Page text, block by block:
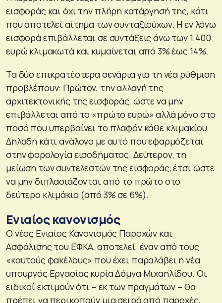
εισφοράς και όχι την πλήρη κατάργησή της, κάτι
που αποτελεί αίτημα των συνταξιούχων. Η εν λόγω
εισφορά επιβάλλεται σε συντάξεις άνω των 1.400
ευρώ κλιμακωτά και κυμαίνεται από 3% έως 14%.
Τα δύο επικρατέστερα σενάρια για τη νέα ρύθμιση
προβλέπουν: Πρώτον, την αλλαγή της
αρχιτεκτονικής της εισφοράς, ώστε να μην
επιβάλλεται από το «πρώτο ευρώ» αλλά μόνο στο
ποσό που υπερβαίνει το πλαφόν κάθε κλιμακίου.
Δηλαδή κάτι ανάλογο με αυτό που εφαρμόζεται
στην φορολογία εισοδήματος. Δεύτερον, τη
μείωση των συντελεστών της εισφοράς, έτσι ώστε
να μην διπλασιάζονται από το πρώτο στο
δεύτερο κλιμάκιο (από 3% σε 6%).
Ενιαίος κανονισμός
Ο νέος Ενιαίος Κανονισμός Παροχών και
Ασφάλισης του ΕΦΚΑ, αποτελεί έναν από τους
«καυτούς φακέλους» που έχει παραλάβει η νέα
υπουργός Εργασίας κυρία Δόμνα Μιχαηλίδου. Οι
ειδικοί εκτιμούν ότι – εκ των πραγμάτων – θα
πρέπει να περικοπούν μια σειρά από παροχές,